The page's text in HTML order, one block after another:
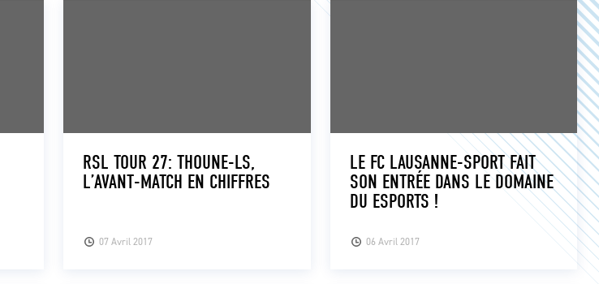
07 Avril 2017
RSL TOUR 27: THOUNE-LS,
L’AVANT-MATCH EN CHIFFRES
06 Avril 2017
LE FC LAUSANNE-SPORT FAIT
SON ENTRÉE DANS LE DOMAINE
DU ESPORTS !